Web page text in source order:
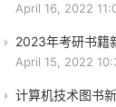
April 16, 2022
2023年考研书籍
April 15, 2022
计算机技术图书